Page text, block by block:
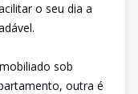
o seu dia a
sob
outra é